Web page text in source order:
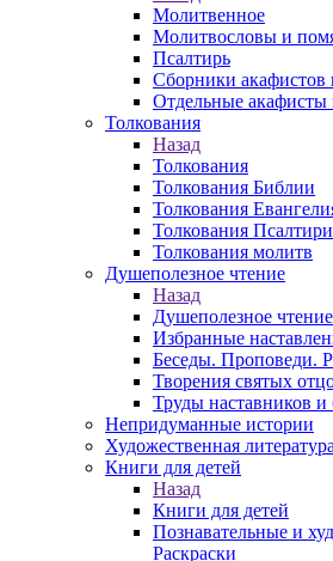
Молитвенное
Молитвословы и
Псалтирь
Сборники акафистов
Отдельные
Толкования
Назад
Толкования
Толкования Библии
Толкования
Толкования Псалтири
Толкования молитв
Душеполезное чтение
Назад
Душеполезное чтение
Избранные
Беседы. Проповеди.
Творения святых
Труды наставников и
Непридуманные истории
Художественная литература
Книги для детей
Назад
Книги для детей
Познавательные и
Раскраски